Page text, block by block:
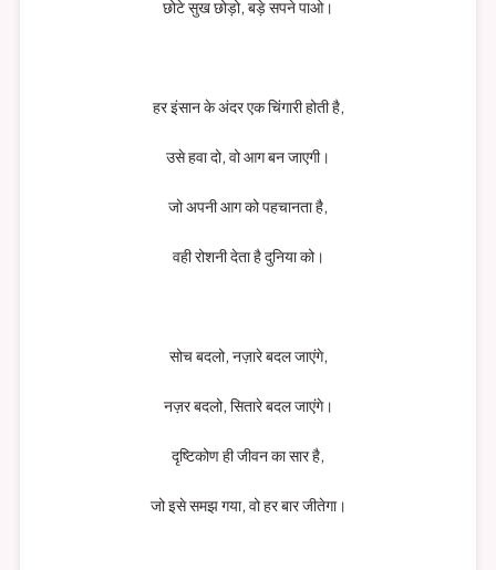
छोटे सुख छोड़ो, बड़े सपने पाओ।
हर इंसान के अंदर एक चिंगारी होती है,
उसे हवा दो, वो आग बन जाएगी।
जो अपनी आग को पहचानता है,
वही रोशनी देता है दुनिया को।
सोच बदलो, नज़ारे बदल जाएंगे,
नज़र बदलो, सितारे बदल जाएंगे।
दृष्टिकोण ही जीवन का सार है,
जो इसे समझ गया, वो हर बार जीतेगा।